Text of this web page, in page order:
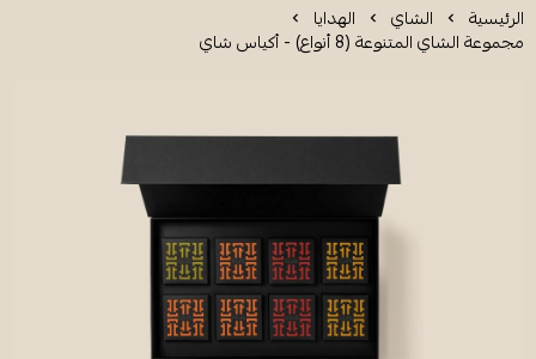
الرئيسية الشاي الهدايا
مجموعة الشاي المتنوعة (8 أنواع) - أكياس شاي